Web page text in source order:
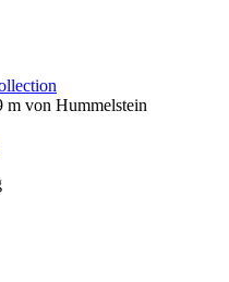
m von Hummelstein